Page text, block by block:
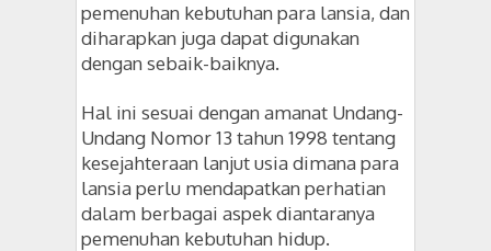
pemenuhan kebutuhan para lansia, dan
diharapkan juga dapat digunakan
dengan sebaik-baiknya.
Hal ini sesuai dengan amanat Undang-
Undang Nomor 13 tahun 1998 tentang
kesejahteraan lanjut usia dimana para
lansia perlu mendapatkan perhatian
dalam berbagai aspek diantaranya
pemenuhan kebutuhan hidup.